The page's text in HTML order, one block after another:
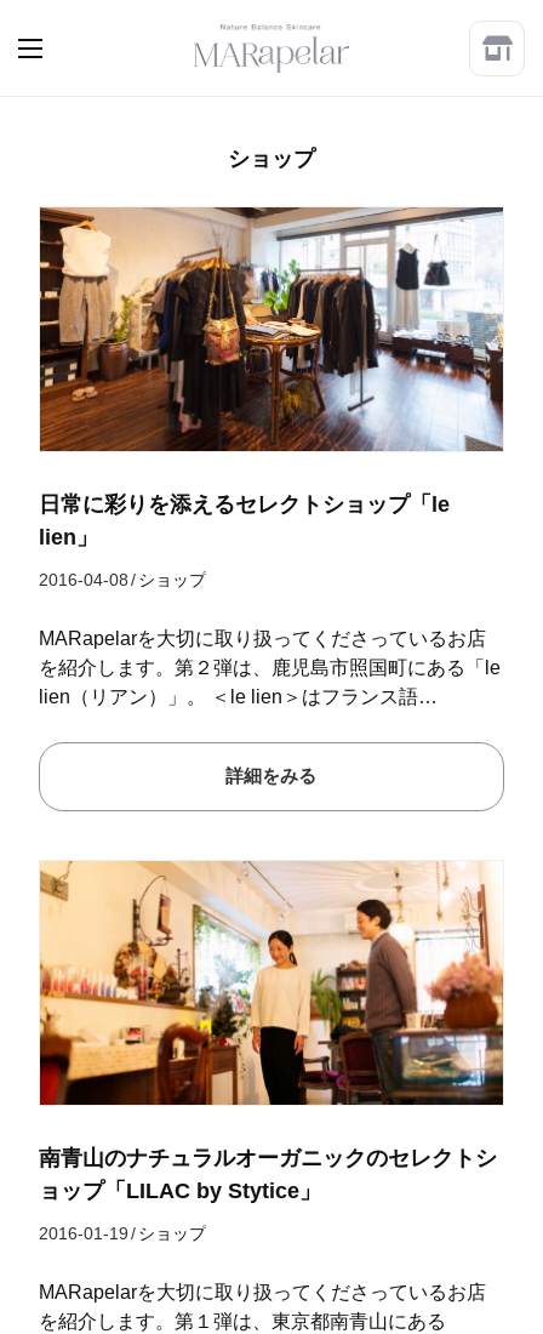
ショップ
日常に彩りを添えるセレクトショップ「le
lien」
2016-04-08/ショップ
MARapelarを大切に取り扱ってくださっているお店
を紹介します。第２弾は、鹿児島市照国町にある「le
lien（リアン）」。 ＜le lien＞はフランス語…
詳細をみる
南青山のナチュラルオーガニックのセレクトシ
ョップ「LILAC by Stytice」
2016-01-19/ショップ
MARapelarを大切に取り扱ってくださっているお店
を紹介します。第１弾は、東京都南青山にある